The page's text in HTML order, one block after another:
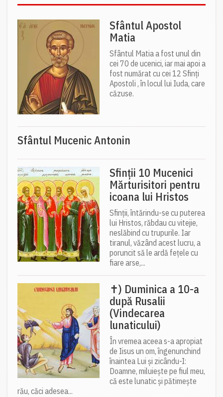
Sfântul Apostol
Matia
Sfântul Matia a fost unul din
cei 70 de ucenici, iar mai apoi a
fost numărat cu cei 12 Sfinți
Apostoli , în locul lui Iuda, care
căzuse.
Sfântul Mucenic Antonin
Sfinții 10 Mucenici
Mărturisitori pentru
icoana lui Hristos
Sfinții, întărindu-se cu puterea
lui Hristos, răbdau cu vitejie,
neslăbind cu trupurile. Iar
tiranul, văzând acest lucru, a
poruncit să le ardă fețele cu
fiare arse,...
✝) Duminica a 10-a
după Rusalii
(Vindecarea
lunaticului)
În vremea aceea s-a apropiat
de Iisus un om, îngenunchind
înaintea Lui și zicându-I:
Doamne, miluiește pe fiul meu,
că este lunatic și pătimește
rău, căci adesea...